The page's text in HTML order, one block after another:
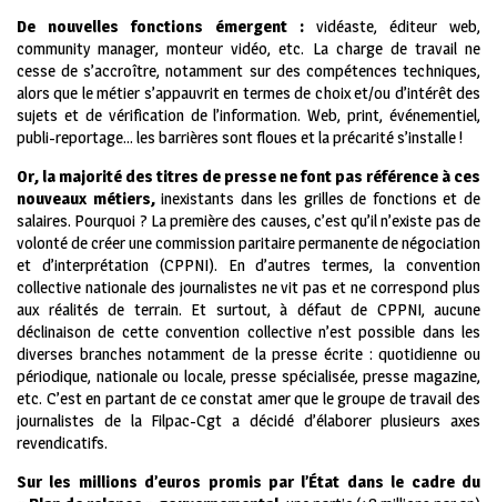
De nouvelles fonctions émergent : vidéaste, éditeur web,
community manager, monteur vidéo, etc. La charge de travail ne
cesse de s’accroître, notamment sur des compétences techniques,
alors que le métier s’appauvrit en termes de choix et/ou d’intérêt des
sujets et de vérification de l’information. Web, print, événementiel,
publi-reportage… les barrières sont floues et la précarité s’installe !
Or, la majorité des titres de presse ne font pas référence à ces
nouveaux métiers,inexistants dans les grilles de fonctions et de
salaires. Pourquoi ? La première des causes, c’est qu’il n’existe pas de
volonté de créer une commission paritaire permanente de négociation
et d’interprétation (CPPNI). En d’autres termes, la convention
collective nationale des journalistes ne vit pas et ne correspond plus
aux réalités de terrain. Et surtout, à défaut de CPPNI, aucune
déclinaison de cette convention collective n’est possible dans les
diverses branches notamment de la presse écrite : quotidienne ou
périodique, nationale ou locale, presse spécialisée, presse magazine,
etc. C’est en partant de ce constat amer que le groupe de travail des
journalistes de la Filpac-Cgt a décidé d’élaborer plusieurs axes
revendicatifs.
Sur les millions d’euros promis par l’État dans le cadre du